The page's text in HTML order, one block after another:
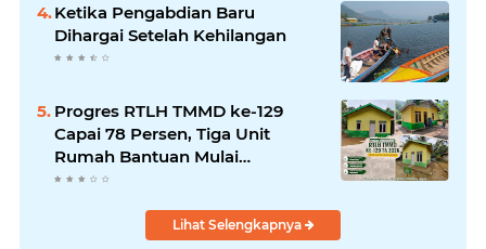
Ketika Pengabdian Baru
Dihargai Setelah Kehilangan
Progres RTLH TMMD ke-129
Capai 78 Persen, Tiga Unit
Rumah Bantuan Mulai
Rampung
Lihat Selengkapnya